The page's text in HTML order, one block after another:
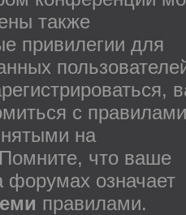
также
привилегии для
с
на
что ваше
форумах означает
правилами.